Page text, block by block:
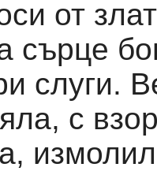
от
сърце
слуги.
с